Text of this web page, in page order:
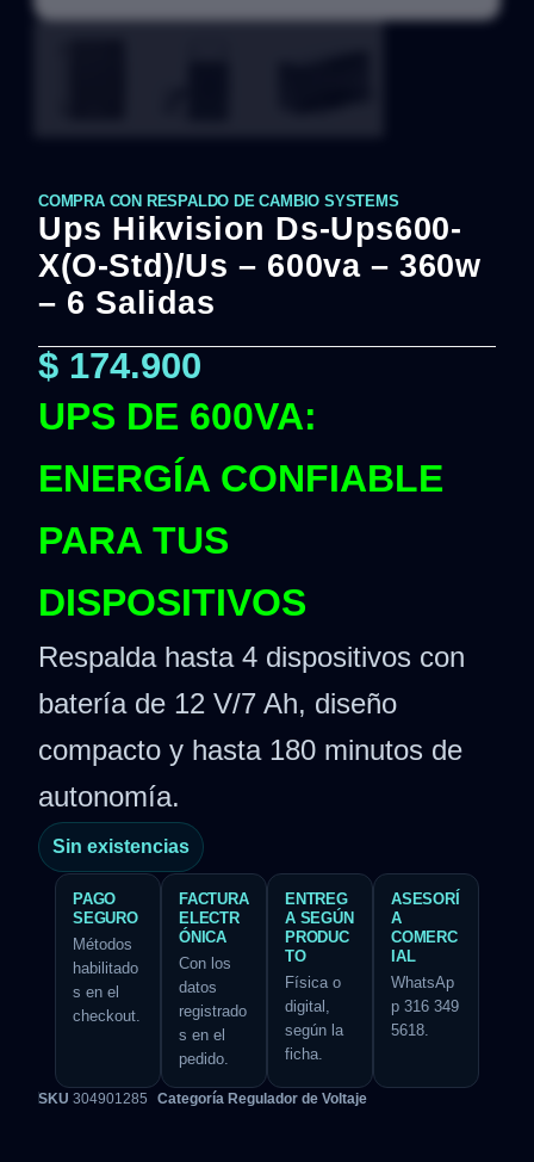
COMPRA CON RESPALDO DE CAMBIO SYSTEMS
Ups Hikvision Ds-Ups600-
X(O-Std)/Us – 600va – 360w
– 6 Salidas
$ 174.900
UPS DE 600VA:
ENERGÍA CONFIABLE
PARA TUS
DISPOSITIVOS
Respalda hasta 4 dispositivos con
batería de 12 V/7 Ah, diseño
compacto y hasta 180 minutos de
autonomía.
Sin existencias
PAGO
SEGURO
Métodos
habilitado
s en el
checkout.
FACTURA
ELECTR
ÓNICA
Con los
datos
registrado
s en el
pedido.
ENTREG
A SEGÚN
PRODUC
TO
Física o
digital,
según la
ficha.
ASESORÍ
A
COMERC
IAL
WhatsAp
p 316 349
5618.
SKU 304901285 Categoría Regulador de Voltaje